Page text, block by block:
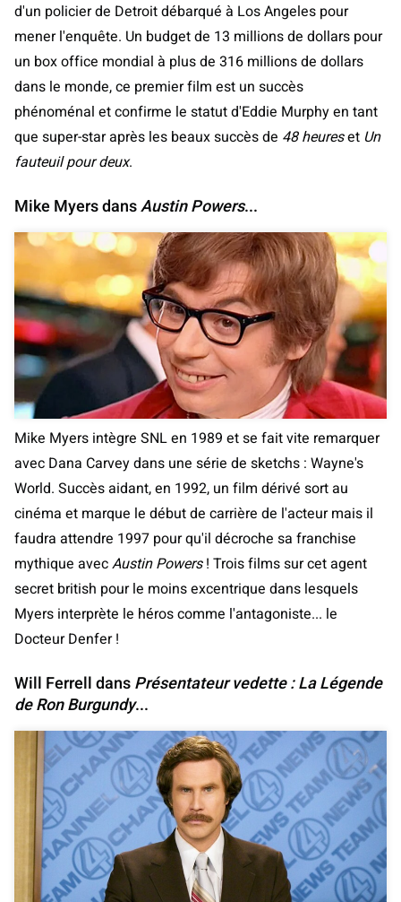
d'un policier de Detroit débarqué à Los Angeles pour
mener l'enquête. Un budget de 13 millions de dollars pour
un box office mondial à plus de 316 millions de dollars
dans le monde, ce premier film est un succès
phénoménal et confirme le statut d'Eddie Murphy en tant
que super-star après les beaux succès de 48 heureset Un
fauteuil pour deux.
Mike Myers dansAustin Powers...
Mike Myers intègre SNL en 1989 et se fait vite remarquer
avec Dana Carvey dans une série de sketchs : Wayne's
World. Succès aidant, en 1992, un film dérivé sort au
cinéma et marque le début de carrière de l'acteur mais il
faudra attendre 1997 pour qu'il décroche sa franchise
mythique avecAustin Powers! Trois films sur cet agent
secret british pour le moins excentrique dans lesquels
Myers interprète le héros comme l'antagoniste... le
Docteur Denfer !
Will Ferrell dansPrésentateur vedette : La Légende
de Ron Burgundy...